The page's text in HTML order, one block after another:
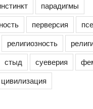
парадигмы
перверсия
религиозность
стыд суеверия
цивилизация